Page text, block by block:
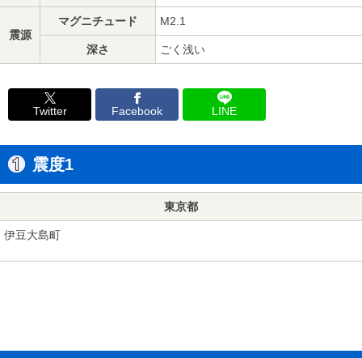
震源
マグニチュード M2.1
深さ ごく浅い
Twitter Facebook LINE
震度1
東京都
伊豆大島町